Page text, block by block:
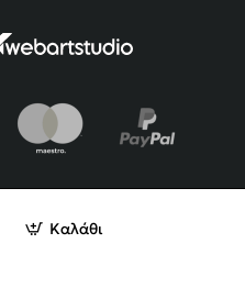
Καλάθι